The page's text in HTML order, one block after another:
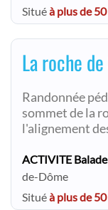
Situéà plus de
La roche
Randonnée
sommet de la
l'alignement
ACTIVITE Balade
de-Dôme
Situéà plus de